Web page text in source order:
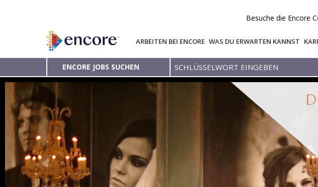
Besuche die Encore
ARBEITEN BEI ENCORE WAS DU ERWARTEN KANNST
ENCORE JOBS SUCHEN
Schlüsselwort
eingeben